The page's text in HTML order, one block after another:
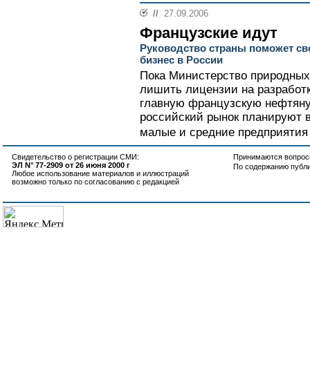
// 27.09.2006
Французские идут
Руководство страны поможет
бизнес в России
Пока Министерство
лишить лицензии на
главную французскую
российский рынок планируют
малые и средние
Свидетельство о регистрации СМИ:
ЭЛ N° 77-2909 от 26 июня 2000 г
Любое использование материалов и иллюстраций
возможно только по согласованию с редакцией
Принимаются
По содержанию